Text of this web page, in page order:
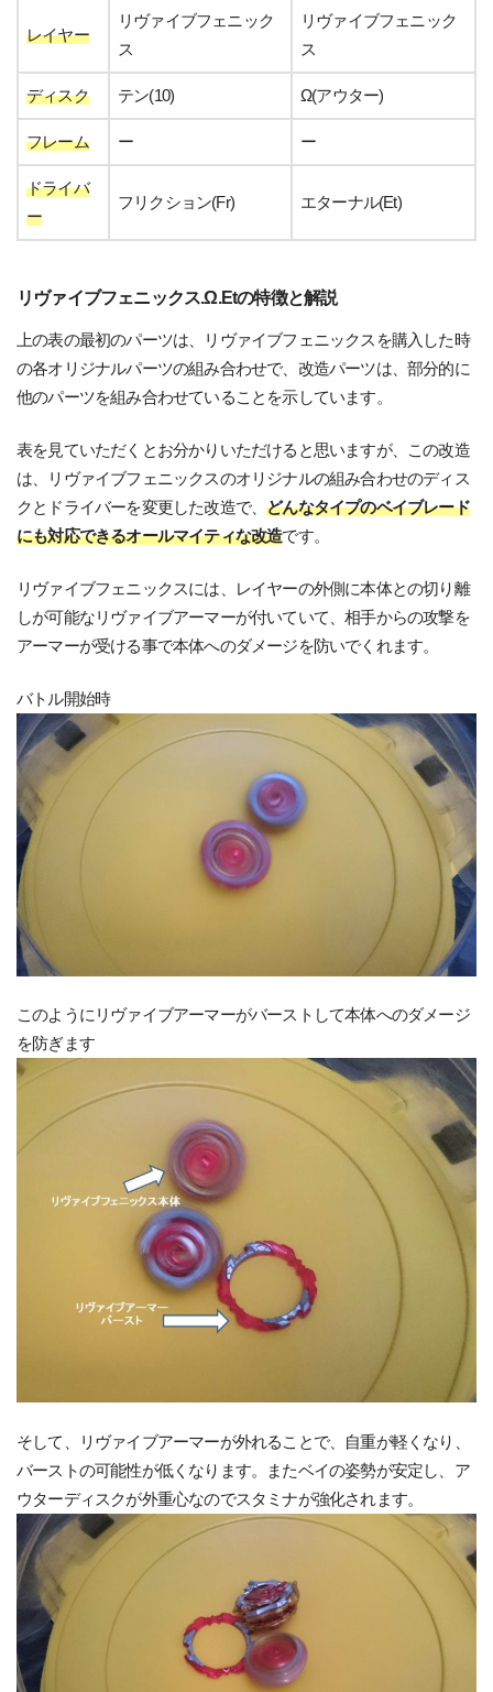
レイヤー
リヴァイブフェニック
ス
リヴァイブフェニック
ス
ディスク テン(10) Ω(アウター)
フレーム ー ー
ドライバ
ー
フリクション(Fr) エターナル(Et)
リヴァイブフェニックス.Ω.Etの特徴と解説
上の表の最初のパーツは、リヴァイブフェニックスを購入した時
の各オリジナルパーツの組み合わせで、改造パーツは、部分的に
他のパーツを組み合わせていることを示しています。
表を見ていただくとお分かりいただけると思いますが、この改造
は、リヴァイブフェニックスのオリジナルの組み合わせのディス
クとドライバーを変更した改造で、どんなタイプのベイブレード
にも対応できるオールマイティな改造です。
リヴァイブフェニックスには、レイヤーの外側に本体との切り離
しが可能なリヴァイブアーマーが付いていて、相手からの攻撃を
アーマーが受ける事で本体へのダメージを防いでくれます。
バトル開始時
このようにリヴァイブアーマーがバーストして本体へのダメージ
を防ぎます
そして、リヴァイブアーマーが外れることで、自重が軽くなり、
バーストの可能性が低くなります。またベイの姿勢が安定し、ア
ウターディスクが外重心なのでスタミナが強化されます。